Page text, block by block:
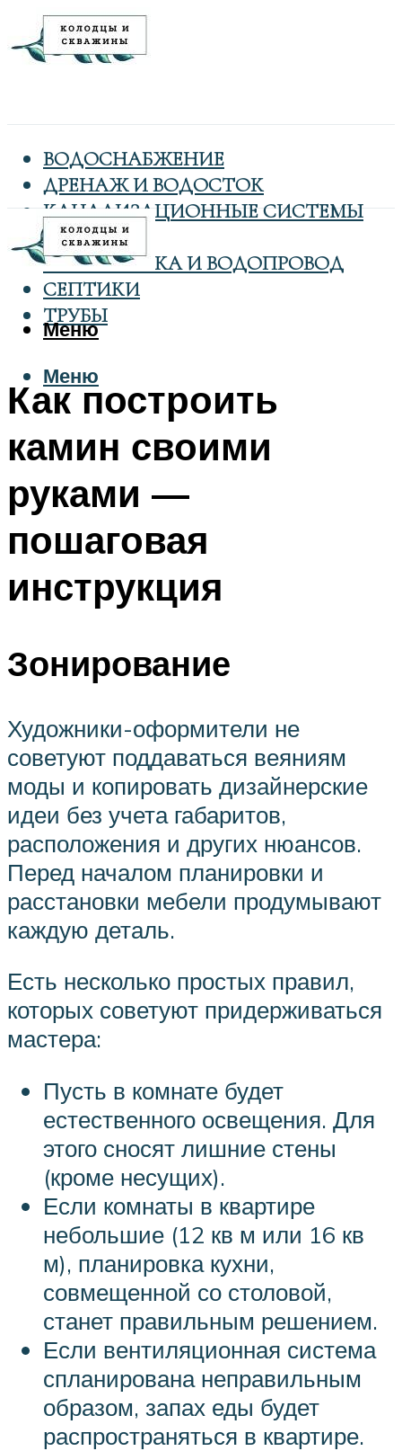
ВОДОСНАБЖЕНИЕ
ДРЕНАЖ И ВОДОСТОК
КАНАЛИЗАЦИОННЫЕ СИСТЕМЫ
КОЛОДЦЫ
САНТЕХНИКА И ВОДОПРОВОД
СЕПТИКИ
ТРУБЫ
Меню
Меню
Как построить
камин своими
руками —
пошаговая
инструкция
Зонирование
Художники-оформители не
советуют поддаваться веяниям
моды и копировать дизайнерские
идеи без учета габаритов,
расположения и других нюансов.
Перед началом планировки и
расстановки мебели продумывают
каждую деталь.
Есть несколько простых правил,
которых советуют придерживаться
мастера:
Пусть в комнате будет
естественного освещения. Для
этого сносят лишние стены
(кроме несущих).
Если комнаты в квартире
небольшие (12 кв м или 16 кв
м), планировка кухни,
совмещенной со столовой,
станет правильным решением.
Если вентиляционная система
спланирована неправильным
образом, запах еды будет
распространяться в квартире.